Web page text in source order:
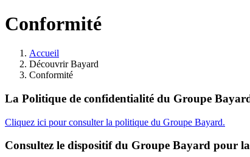
Conformité
Accueil
Découvrir Bayard
Conformité
La Politique de confidentialité du Groupe
Cliquez ici pour consulter la politique du Groupe Bayard.
Consultez le dispositif du Groupe Bayard pour